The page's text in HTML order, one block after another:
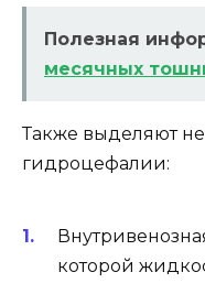
Полезная
месячных
Также выделяют
гидроцефалии:
которой